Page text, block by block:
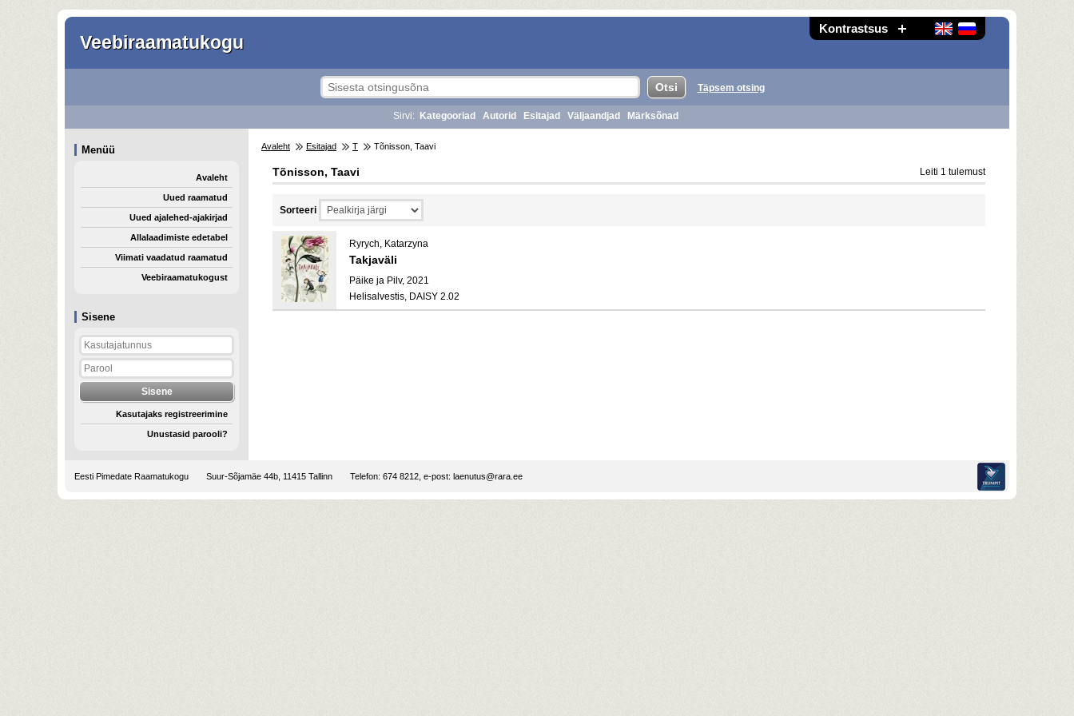
Kontrastsus
Veebiraamatukogu
Sisene
Kasutajaks registreerimine
Unustasid parooli?
Täpsem otsing
Sirvi: Kategooriad Autorid Esitajad Väljaandjad Märksõnad
Menüü
Avaleht
Uued raamatud
Uued ajalehed-ajakirjad
Allalaadimiste edetabel
Viimati vaadatud raamatud
Veebiraamatukogust
Avaleht Esitajad T Tõnisson, Taavi
Tõnisson, Taavi Leiti 1 tulemust
Sorteeri
Ryrych, Katarzyna
Takjaväli
Päike ja Pilv, 2021
Helisalvestis, DAISY 2.02
Eesti Pimedate Raamatukogu Suur-Sõjamäe 44b, 11415 Tallinn Telefon: 674 8212, e-post: laenutus@rara.ee